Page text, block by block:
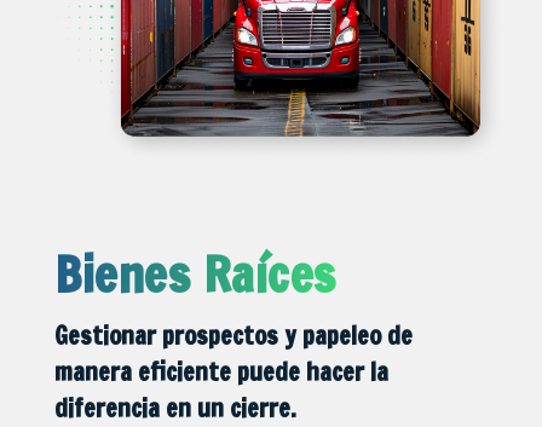
Bienes Raíces
Gestionar prospectos y papeleo de
manera eficiente puede hacer la
diferencia en un cierre.